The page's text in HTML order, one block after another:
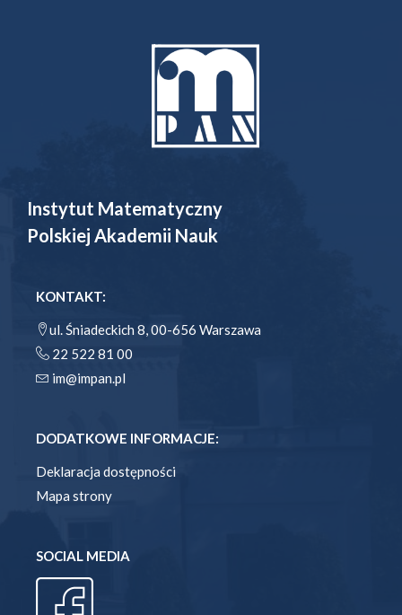
Instytut Matematyczny
Polskiej Akademii Nauk
KONTAKT:
ul. Śniadeckich 8, 00-656 Warszawa
22 522 81 00
im@impan.pl
DODATKOWE INFORMACJE:
Deklaracja dostępności
Mapa strony
SOCIAL MEDIA